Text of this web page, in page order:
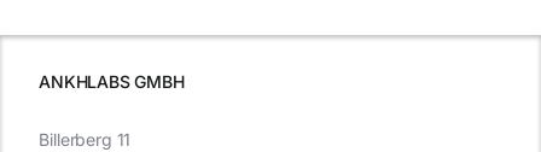
müssen
ANKHLABS GMBH
Billerberg 11